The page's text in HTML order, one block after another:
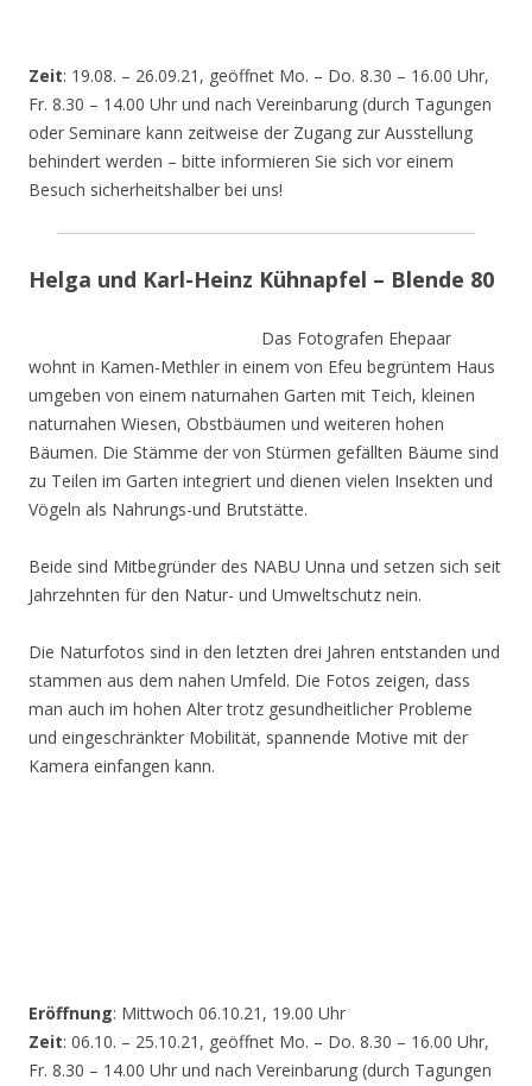
Zeit: 19.08. – 26.09.21, geöffnet Mo. – Do. 8.30 – 16.00 Uhr,
Fr. 8.30 – 14.00 Uhr und nach Vereinbarung (durch Tagungen
oder Seminare kann zeitweise der Zugang zur Ausstellung
behindert werden – bitte informieren Sie sich vor einem
Besuch sicherheitshalber bei uns!
Helga und Karl-Heinz Kühnapfel – Blende 80
Das Fotografen Ehepaar
wohnt in Kamen-Methler in einem von Efeu begrüntem Haus
umgeben von einem naturnahen Garten mit Teich, kleinen
naturnahen Wiesen, Obstbäumen und weiteren hohen
Bäumen. Die Stämme der von Stürmen gefällten Bäume sind
zu Teilen im Garten integriert und dienen vielen Insekten und
Vögeln als Nahrungs-und Brutstätte.
Beide sind Mitbegründer des NABU Unna und setzen sich seit
Jahrzehnten für den Natur- und Umweltschutz nein.
Die Naturfotos sind in den letzten drei Jahren entstanden und
stammen aus dem nahen Umfeld. Die Fotos zeigen, dass
man auch im hohen Alter trotz gesundheitlicher Probleme
und eingeschränkter Mobilität, spannende Motive mit der
Kamera einfangen kann.
Eröffnung: Mittwoch 06.10.21, 19.00 Uhr
Zeit: 06.10. – 25.10.21, geöffnet Mo. – Do. 8.30 – 16.00 Uhr,
Fr. 8.30 – 14.00 Uhr und nach Vereinbarung (durch Tagungen